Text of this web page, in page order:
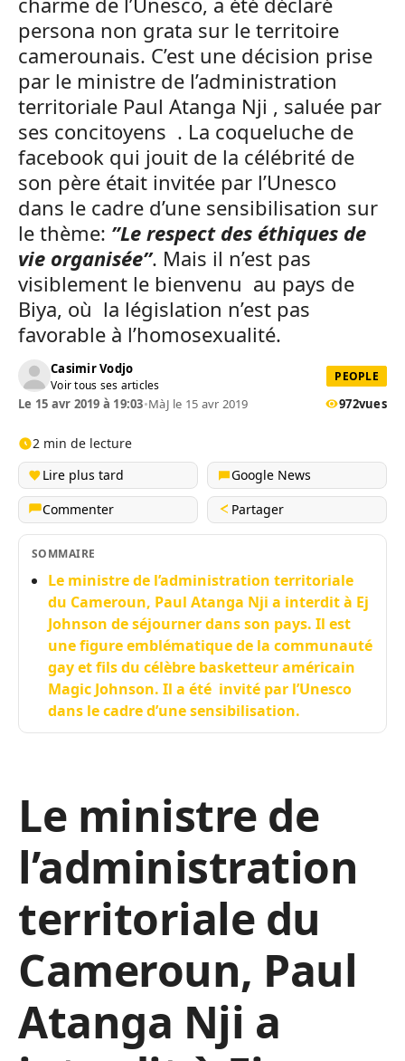
persona non grata sur le territoire
camerounais. C’est une décision prise
par le ministre de l’administration
territoriale Paul Atanga Nji , saluée par
ses concitoyens . La coqueluche de
facebook qui jouit de la célébrité de
son père était invitée par l’Unesco
dans le cadre d’une sensibilisation sur
le thème: ”Le respect des éthiques de
vie organisée’’. Mais il n’est pas
visiblement le bienvenu au pays de
Biya, où la législation n’est pas
favorable à l’homosexualité.
Casimir Vodjo
Voir tous ses articles
PEOPLE
Le 15 avr 2019 à 19:03•MàJ le 15 avr 2019 972vues
2 min de lecture
Lire plus tard
Google News
Commenter
Partager
SOMMAIRE
Le ministre de l’administration territoriale
du Cameroun, Paul Atanga Nji a interdit à Ej
Johnson de séjourner dans son pays. Il est
une figure emblématique de la communauté
gay et fils du célèbre basketteur américain
Magic Johnson. Il a été invité par l’Unesco
dans le cadre d’une sensibilisation.
Le ministre de
l’administration
territoriale du
Cameroun, Paul
Atanga Nji a